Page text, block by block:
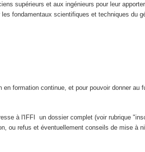
supérieurs et aux ingénieurs pour leur
fondamentaux scientifiques et techniques du
formation continue, et pour pouvoir donner
à l'IFFI un dossier complet (voir rubrique
ou refus et éventuellement conseils de mise à